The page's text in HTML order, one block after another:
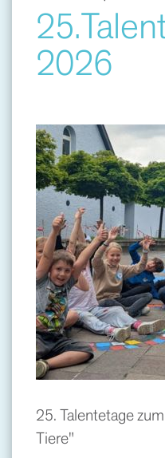
2026
25. Talentetage
Tiere"